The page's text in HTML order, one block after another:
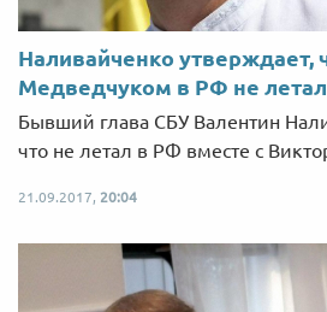
Наливайченко утверждает,
Медведчуком в РФ не летал
Бывший глава СБУ Валентин
что не летал в РФ вместе с
21.09.2017, 20:04